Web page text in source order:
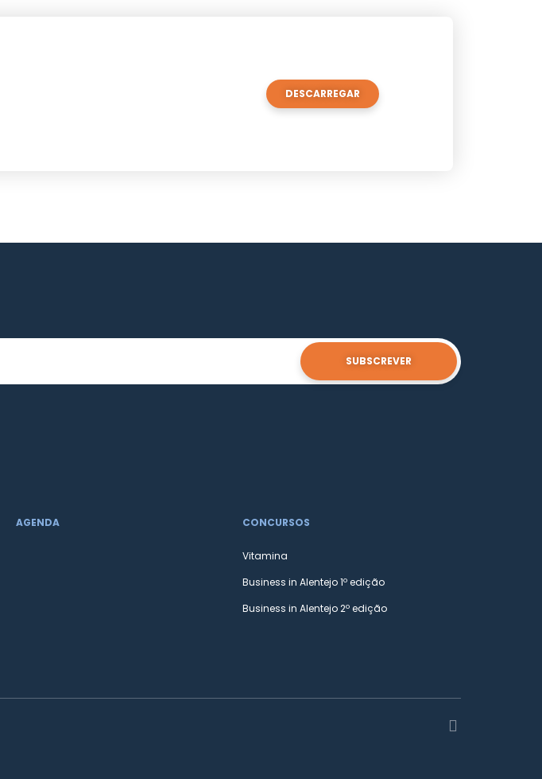
DESCARREGAR
SUBSCREVER
AGENDA CONCURSOS
Vitamina
Business in Alentejo 1º edição
Business in Alentejo 2º edição